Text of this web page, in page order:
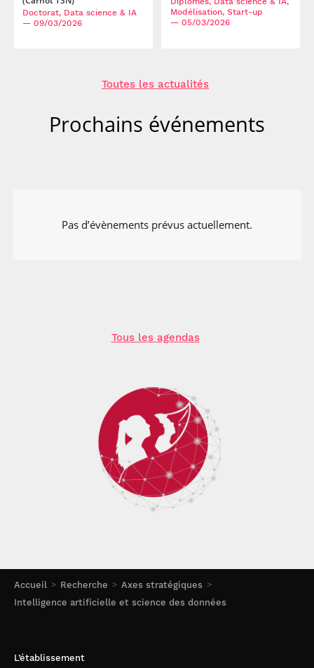
Accueil Recherche
Axes stratégiques
Intelligence artificielle et science des données
Doctorat, Data science & IA
— 09/03/2026
Modélisation, Start-up
— 05/03/2026
Toutes les actualités
Prochains événements
Pas d’évènements prévus actuellement.
Tous les agendas
L’établissement